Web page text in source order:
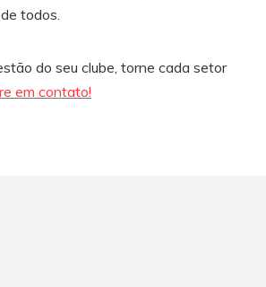
todos.
do seu clube, torne cada setor
em contato!